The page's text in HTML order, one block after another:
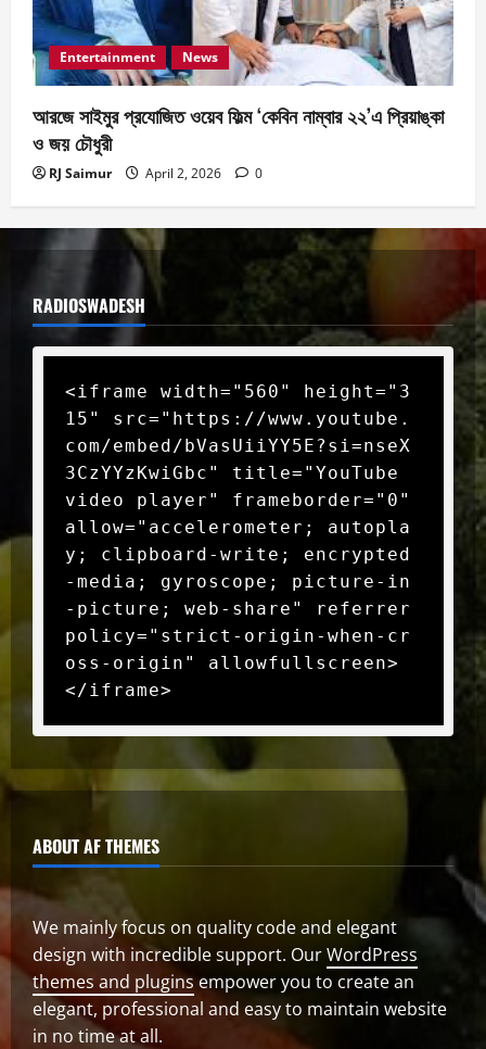
Entertainment News
আরজে সাইমুর প্রযোজিত ওয়েব ফিল্ম ‘কেবিন নাম্বার ২২’এ প্রিয়াঙ্কা
ও জয় চৌধুরী
RJ Saimur April 2, 2026 0
RADIOSWADESH
<iframe width="560" height="3
15" src="https://www.youtube.
com/embed/bVasUiiYY5E?si=nseX
3CzYYzKwiGbc" title="YouTube
video player" frameborder="0"
allow="accelerometer; autopla
y; clipboard-write; encrypted
-media; gyroscope; picture-in
-picture; web-share" referrer
policy="strict-origin-when-cr
oss-origin" allowfullscreen>
</iframe>
ABOUT AF THEMES
We mainly focus on quality code and elegant
design with incredible support. OurWordPress
themes and pluginsempower you to create an
elegant, professional and easy to maintain website
in no time at all.